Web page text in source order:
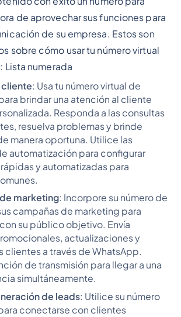
de aprovechar sus funciones para
de su empresa. Estos son
sobre cómo usar tu número virtual
Lista numerada
: Usa tu número virtual de
brindar una atención al cliente
Responda a las consultas
resuelva problemas y brinde
manera oportuna. Utilice las
automatización para configurar
y automatizadas para
marketing: Incorpore su número de
campañas de marketing para
su público objetivo. Envía
actualizaciones y
clientes a través de WhatsApp.
de transmisión para llegar a una
simultáneamente.
de leads: Utilice su número
conectarse con clientes